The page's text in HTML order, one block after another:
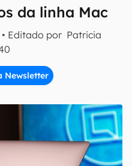
da linha Mac
• Editado por Patricia
Newsletter